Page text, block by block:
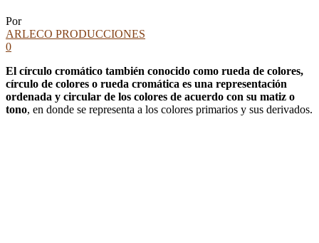
Por
ARLECO PRODUCCIONES
0
El círculo cromático también conocido como rueda de colores,
círculo de colores o rueda cromática es una representación
ordenada y circular de los colores de acuerdo con su matiz o
tono, en donde se representa a los colores primarios y sus derivados.